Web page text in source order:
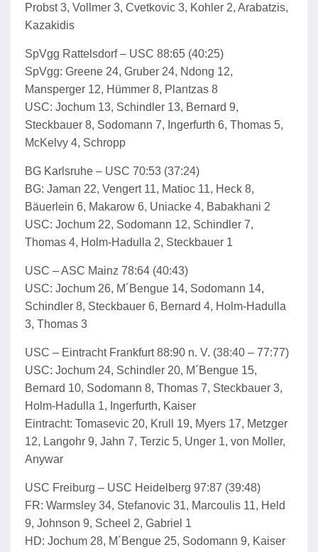
Probst 3, Vollmer 3, Cvetkovic 3, Kohler 2, Arabatzis,
Kazakidis
SpVgg Rattelsdorf – USC 88:65 (40:25)
SpVgg: Greene 24, Gruber 24, Ndong 12,
Mansperger 12, Hümmer 8, Plantzas 8
USC: Jochum 13, Schindler 13, Bernard 9,
Steckbauer 8, Sodomann 7, Ingerfurth 6, Thomas 5,
McKelvy 4, Schropp
BG Karlsruhe – USC 70:53 (37:24)
BG: Jaman 22, Vengert 11, Matioc 11, Heck 8,
Bäuerlein 6, Makarow 6, Uniacke 4, Babakhani 2
USC: Jochum 22, Sodomann 12, Schindler 7,
Thomas 4, Holm-Hadulla 2, Steckbauer 1
USC – ASC Mainz 78:64 (40:43)
USC: Jochum 26, M´Bengue 14, Sodomann 14,
Schindler 8, Steckbauer 6, Bernard 4, Holm-Hadulla
3, Thomas 3
USC – Eintracht Frankfurt 88:90 n. V. (38:40 – 77:77)
USC: Jochum 24, Schindler 20, M´Bengue 15,
Bernard 10, Sodomann 8, Thomas 7, Steckbauer 3,
Holm-Hadulla 1, Ingerfurth, Kaiser
Eintracht: Tomasevic 20, Krull 19, Myers 17, Metzger
12, Langohr 9, Jahn 7, Terzic 5, Unger 1, von Moller,
Anywar
USC Freiburg – USC Heidelberg 97:87 (39:48)
FR: Warmsley 34, Stefanovic 31, Marcoulis 11, Held
9, Johnson 9, Scheel 2, Gabriel 1
HD: Jochum 28, M´Bengue 25, Sodomann 9, Kaiser